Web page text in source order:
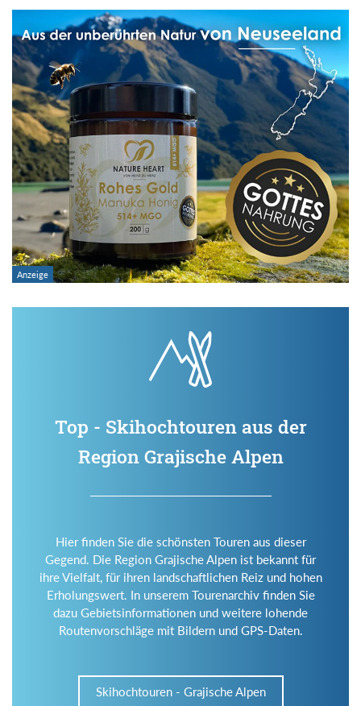
Top - Skihochtouren aus der
Region Grajische Alpen
Hier finden Sie die schönsten Touren aus dieser
Gegend. Die Region Grajische Alpen ist bekannt für
ihre Vielfalt, für ihren landschaftlichen Reiz und hohen
Erholungswert. In unserem Tourenarchiv finden Sie
dazu Gebietsinformationen und weitere lohende
Routenvorschläge mit Bildern und GPS-Daten.
Skihochtouren - Grajische Alpen